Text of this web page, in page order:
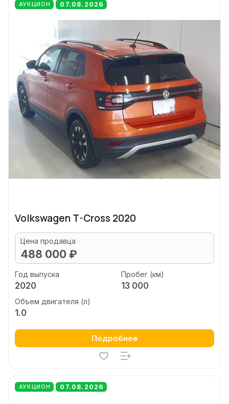
АУКЦИОН 07.08.2026
Volkswagen T-Cross 2020
Цена продавца
488 000 ₽
Год выпуска
2020
Пробег (км)
13 000
Объем двигателя (л)
1.0
Подробнее
АУКЦИОН 07.08.2026